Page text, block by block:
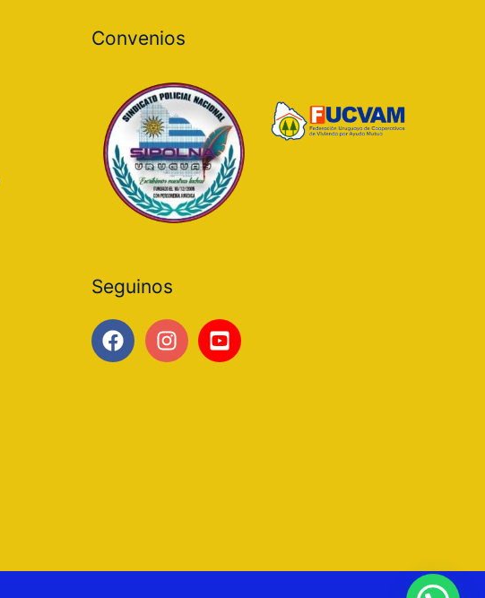
Convenios
Seguinos